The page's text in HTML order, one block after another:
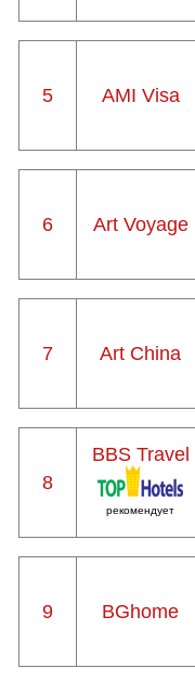
5 AMI Visa
6 Art Voyage
7 Art Сhina
8
BBS Travel
рекомендует
9 BGhome